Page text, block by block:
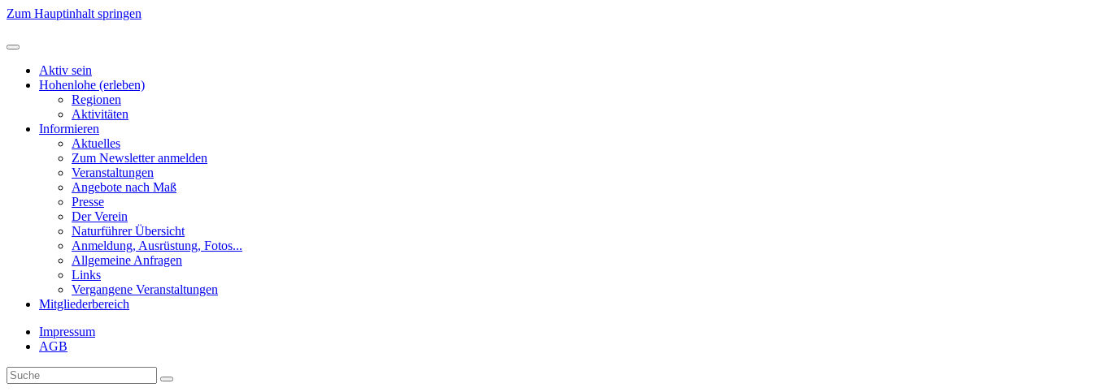
Zum Hauptinhalt springen
Aktiv sein
Hohenlohe (erleben)
Regionen
Aktivitäten
Informieren
Aktuelles
Zum Newsletter anmelden
Veranstaltungen
Angebote nach Maß
Presse
Der Verein
Naturführer Übersicht
Anmeldung, Ausrüstung, Fotos...
Allgemeine Anfragen
Links
Vergangene Veranstaltungen
Mitgliederbereich
Impressum
AGB